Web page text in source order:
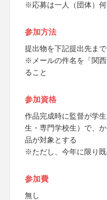
※応募は一人（団体）
参加方法
提出物を下記提出先ま
※メールの件名を「関
ること
参加資格
作品完成時に監督が学
生・専門学校生）で、
品が対象とする
※ただし、今年に限り
参加費
無し